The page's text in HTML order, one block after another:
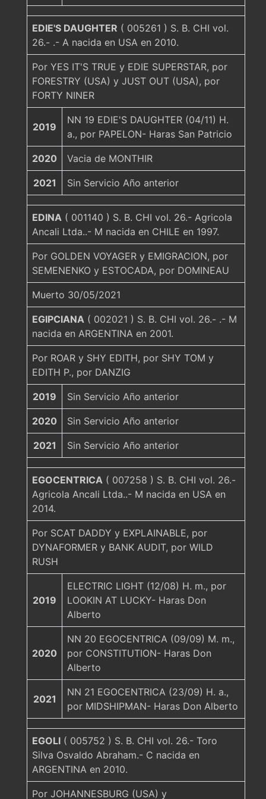
EDIE'S DAUGHTER ( 005261 ) S. B. CHI vol.
26.- .- A nacida en USA en 2010.
Por YES IT'S TRUE y EDIE SUPERSTAR, por
FORESTRY (USA) y JUST OUT (USA), por
FORTY NINER
2019
NN 19 EDIE'S DAUGHTER (04/11) H.
a., por PAPELON- Haras San Patricio
2020 Vacia de MONTHIR
2021 Sin Servicio Año anterior
EDINA ( 001140 ) S. B. CHI vol. 26.- Agricola
Ancali Ltda..- M nacida en CHILE en 1997.
Por GOLDEN VOYAGER y EMIGRACION, por
SEMENENKO y ESTOCADA, por DOMINEAU
Muerto 30/05/2021
EGIPCIANA ( 002021 ) S. B. CHI vol. 26.- .- M
nacida en ARGENTINA en 2001.
Por ROAR y SHY EDITH, por SHY TOM y
EDITH P., por DANZIG
2019 Sin Servicio Año anterior
2020 Sin Servicio Año anterior
2021 Sin Servicio Año anterior
EGOCENTRICA ( 007258 ) S. B. CHI vol. 26.-
Agricola Ancali Ltda..- M nacida en USA en
2014.
Por SCAT DADDY y EXPLAINABLE, por
DYNAFORMER y BANK AUDIT, por WILD
RUSH
2019
ELECTRIC LIGHT (12/08) H. m., por
LOOKIN AT LUCKY- Haras Don
Alberto
2020
NN 20 EGOCENTRICA (09/09) M. m.,
por CONSTITUTION- Haras Don
Alberto
2021
NN 21 EGOCENTRICA (23/09) H. a.,
por MIDSHIPMAN- Haras Don Alberto
EGOLI ( 005752 ) S. B. CHI vol. 26.- Toro
Silva Osvaldo Abraham.- C nacida en
ARGENTINA en 2010.
Por JOHANNESBURG (USA) y